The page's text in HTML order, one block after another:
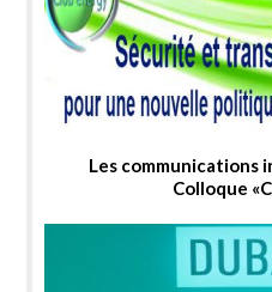
Les communications
Colloque